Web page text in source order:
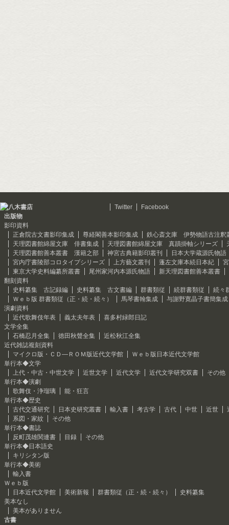
Twitter
Facebook
出版物
影印資料
正倉院古文書影印集成
尊経閣善本影印集成
鉄心斎文庫 伊勢物語古注釈
天理図書館綿屋文庫 俳書集成
天理図書館綿屋文庫 真蹟掛軸シリーズ
天理図書館善本叢書 漢籍之部
神宮古典籍影印叢刊
日本大学蔵源氏物語
宮内庁書陵部コロタイプシリーズ
上方藝文叢刊 蓬左文庫本続日本紀
東京大学史料編纂所叢書
尾州家河内本源氏物語
新天理図書館善本叢書
翻刻資料
史料纂集 古記録編
史料纂集 古文書編 群書類従 続群書類従
続々
Ｗｅｂ版 群書類従（正・続・続々）
馬琴書翰集成
与謝野寛晶子書簡集成
演劇資料
近代歌舞伎年表
義太夫年表
喜多村緑郎日記
文学全集
石橋忍月全集
徳田秋聲全集
近松秋江全集
近代雑誌複刻資料
マイクロ版・ＣＤ―ＲＯＭ版近代文学館
Ｗｅｂ版日本近代文学館
単行本◆文学
上代・中古・中世文学
近世文学 近代文学 近代文学研究双書
その他
単行本◆演劇
歌舞伎・浄瑠璃
能・狂言
単行本◆歴史
古代交通研究
日本史研究叢書 輸入書 考古学 古代 中世 近世
系図・家紋
その他
単行本◆書誌
反町茂雄関連書
目録
その他
単行本◆日本語史
キリシタン版
単行本◆美術
輸入書
Ｗｅｂ版
日本近代文学館
美術新報 群書類従（正・続・続々）
史料纂集
美本なし
美本がありません
古書